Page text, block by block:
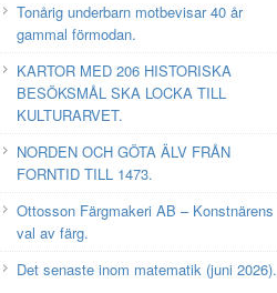
Tonårig underbarn motbevisar 40 år
gammal förmodan.
KARTOR MED 206 HISTORISKA
BESÖKSMÅL SKA LOCKA TILL
KULTURARVET.
NORDEN OCH GÖTA ÄLV FRÅN
FORNTID TILL 1473.
Ottosson Färgmakeri AB – Konstnärens
val av färg.
Det senaste inom matematik (juni 2026).